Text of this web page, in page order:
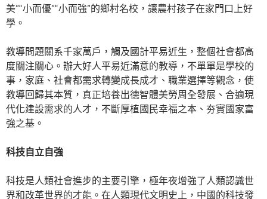
美”“小而優”“小而強”的鄉村名校，讓農村孩子在家門口上好
學。
教導問題關系千家萬戶，觸及國計平易近生，整個社會都高
度關注關心。辦大好人平易近滿意的教導，不單單是學校的
事，家庭、社會都需求轉變成長成才、職業選擇等觀念，使
教導回歸其本質，真正培養出德智體美勞周全發展、合適現
代化建設需求的人才，不斷厚植國民幸福之本、夯實國家富
強之基。
科技自立自強
科技是人類社會進步的主要引擎，極年夜增強了人類認識世
界和改革世界的才能。在人類現代文明史上，中國的科技發